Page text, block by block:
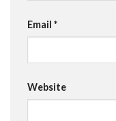
Email *
Website